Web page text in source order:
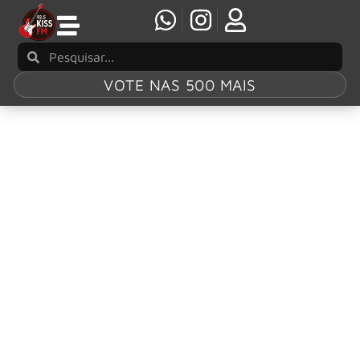
VOTE NAS 500 MAIS